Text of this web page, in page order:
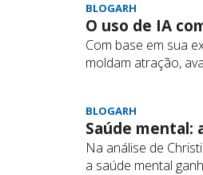
BLOGARH
O uso de IA
Com base em sua
moldam atração,
BLOGARH
Saúde mental:
Na análise de
a saúde mental